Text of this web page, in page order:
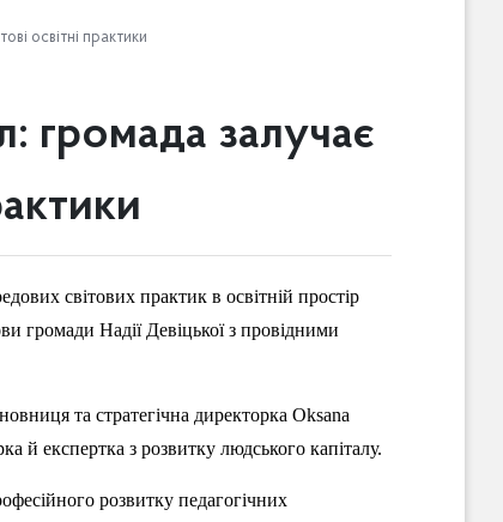
освітні практики
громада залучає
світових практик в освітній простір
громади Надії Девіцької з провідними
та стратегічна директорка Oksana
й експертка з розвитку людського капіталу.
розвитку педагогічних